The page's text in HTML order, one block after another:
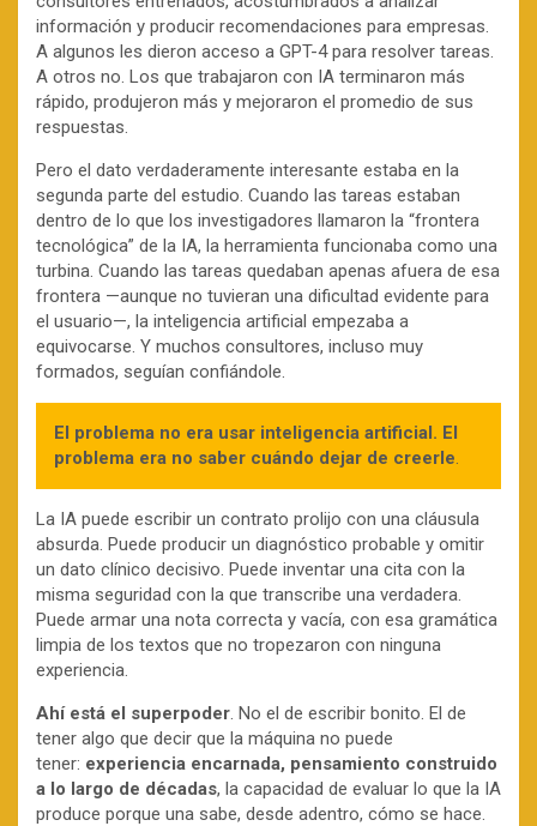
información y producir recomendaciones para empresas.
A algunos les dieron acceso a GPT-4 para resolver tareas.
A otros no. Los que trabajaron con IA terminaron más
rápido, produjeron más y mejoraron el promedio de sus
respuestas.
Pero el dato verdaderamente interesante estaba en la
segunda parte del estudio. Cuando las tareas estaban
dentro de lo que los investigadores llamaron la “frontera
tecnológica” de la IA, la herramienta funcionaba como una
turbina. Cuando las tareas quedaban apenas afuera de esa
frontera —aunque no tuvieran una dificultad evidente para
el usuario—, la inteligencia artificial empezaba a
equivocarse. Y muchos consultores, incluso muy
formados, seguían confiándole.
El problema no era usar inteligencia artificial. El
problema era no saber cuándo dejar de creerle.
La IA puede escribir un contrato prolijo con una cláusula
absurda. Puede producir un diagnóstico probable y omitir
un dato clínico decisivo. Puede inventar una cita con la
misma seguridad con la que transcribe una verdadera.
Puede armar una nota correcta y vacía, con esa gramática
limpia de los textos que no tropezaron con ninguna
experiencia.
Ahí está el superpoder. No el de escribir bonito. El de
tener algo que decir que la máquina no puede
tener: experiencia encarnada, pensamiento construido
a lo largo de décadas, la capacidad de evaluar lo que la IA
produce porque una sabe, desde adentro, cómo se hace.